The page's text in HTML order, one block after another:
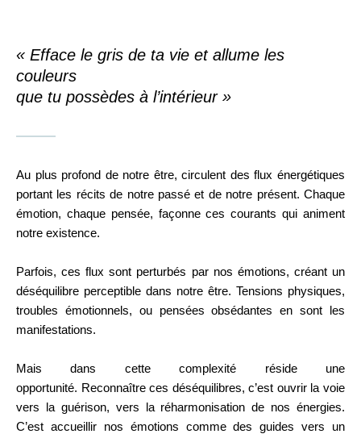
« Efface le gris de ta vie et allume les
couleurs
que tu possèdes à l’intérieur »
Au plus profond de notre être, circulent des flux énergétiques
portant les récits de notre passé et de notre présent. Chaque
émotion, chaque pensée, façonne ces courants qui animent
notre existence.
Parfois, ces flux sont perturbés par nos émotions, créant un
déséquilibre perceptible dans notre être. Tensions physiques,
troubles émotionnels, ou pensées obsédantes en sont les
manifestations.
Mais dans cette complexité réside une
opportunité. Reconnaître ces déséquilibres, c’est ouvrir la voie
vers la guérison, vers la réharmonisation de nos énergies.
C’est accueillir nos émotions comme des guides vers un